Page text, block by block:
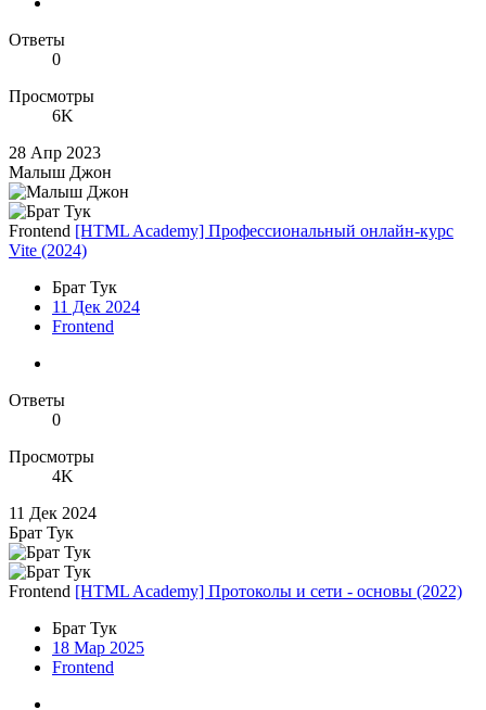
Ответы
0
Просмотры
6K
28 Апр 2023
Малыш Джон
Frontend [HTML Academy] Профессиональный онлайн-курс
Vite (2024)
Брат Тук
11 Дек 2024
Frontend
Ответы
0
Просмотры
4K
11 Дек 2024
Брат Тук
Frontend [HTML Academy] Протоколы и сети - основы (2022)
Брат Тук
18 Мар 2025
Frontend